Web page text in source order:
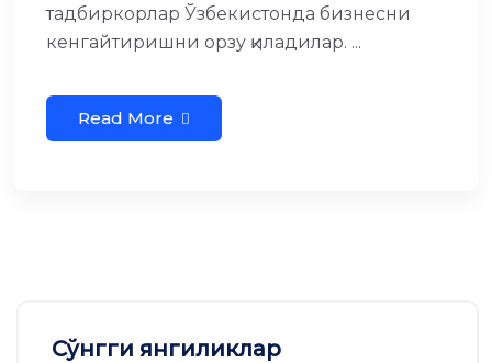
тадбиркорлар Ўзбекистонда бизнесни
кенгайтиришни орзу қиладилар. ...
Read More
Сўнгги янгиликлар